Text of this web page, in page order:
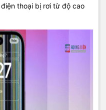
thoại bị rơi từ độ cao